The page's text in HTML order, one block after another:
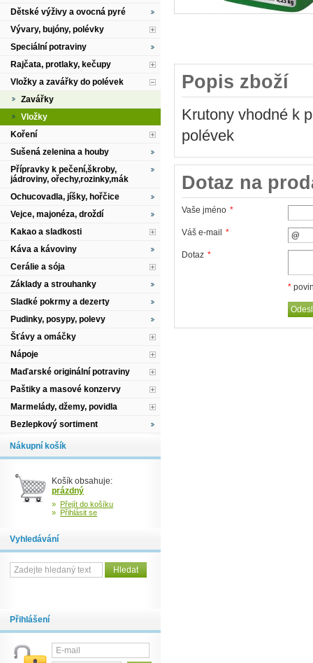
Popis zboží
Krutony vhodné k
polévek
Dotaz na
Vaše jméno *
Váš e-mail *
Dotaz *
*
Dětské výživy a ovocná pyré
Vývary, bujóny, polévky
Speciální potraviny
Rajčata, protlaky, kečupy
Vložky a zavářky do polévek
Zavářky
Vložky
Koření
Sušená zelenina a houby
Přípravky k pečení,škroby,
jádroviny, ořechy,rozinky,mák
Ochucovadla, jíšky, hořčice
Vejce, majonéza, droždí
Kakao a sladkosti
Káva a kávoviny
Cerálie a sója
Základy a strouhanky
Sladké pokrmy a dezerty
Pudinky, posypy, polevy
Šťávy a omáčky
Nápoje
Maďarské originální potraviny
Paštiky a masové konzervy
Marmelády, džemy, povidla
Bezlepkový sortiment
Nákupní košík
Košík obsahuje:
prázdný
» Přejít do košíku
» Přihlásit se
Vyhledávání
Přihlášení